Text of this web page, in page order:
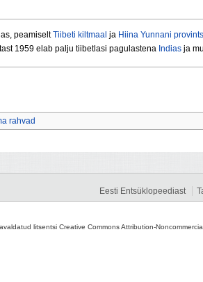
peamiseltTiibeti kiltmaal ja Hiina Yunnani
1959 elab palju tiibetlasi pagulastena Indias ja
rahvad
Eesti Entsüklopeediast
litsentsi Creative Commons Attribution-